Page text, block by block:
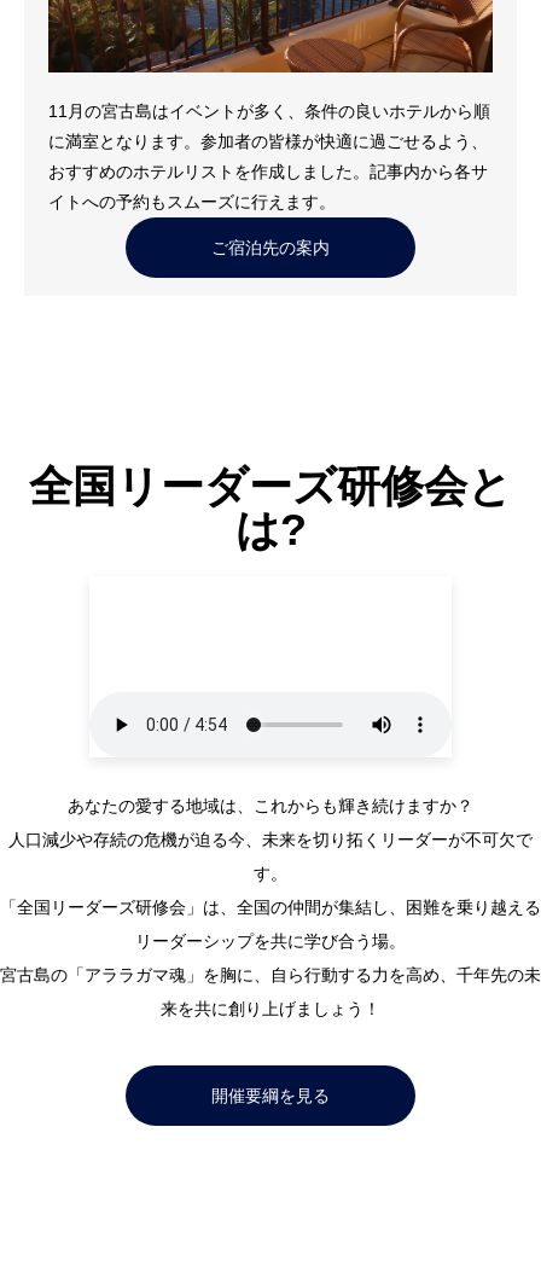
11月の宮古島はイベントが多く、条件の良いホテルから順
に満室となります。参加者の皆様が快適に過ごせるよう、
おすすめのホテルリストを作成しました。記事内から各サ
イトへの予約もスムーズに行えます。
ご宿泊先の案内
全国リーダーズ研修会と
は?
あなたの愛する地域は、これからも輝き続けますか？
人口減少や存続の危機が迫る今、未来を切り拓くリーダーが不可欠で
す。
「全国リーダーズ研修会」は、全国の仲間が集結し、困難を乗り越える
リーダーシップを共に学び合う場。
宮古島の「アララガマ魂」を胸に、自ら行動する力を高め、千年先の未
来を共に創り上げましょう！
開催要綱を見る